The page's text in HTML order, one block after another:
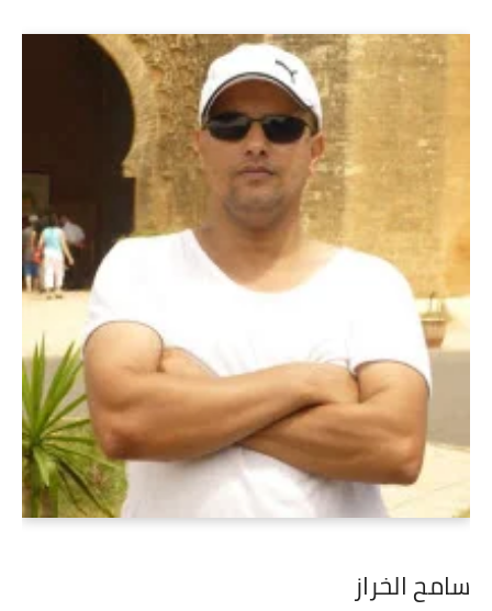
سامح الخراز